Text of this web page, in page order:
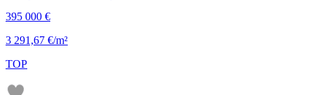
395 000 €
3 291,67 €/m²
TOP